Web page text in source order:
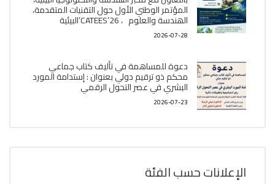
المؤتمر الوطني الأول حول التقنيات المتقدمة،
الھندسة والعلوم ، CATEES’26’البیئية
2026-07-28
دعوة للمساهمة في تأليف كتاب جماعي
محكم ذو ترقيم دولي بعنوان : إستدامة المورد
البشري في عصر التحول الرقمي
2026-07-23
الإعلانات حسب الفئة